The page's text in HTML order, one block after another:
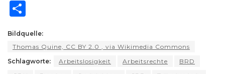
ts
A ra b k
d t
Li
ar
e
Bildquelle:
Thomas Quine, CC BY 2.0
, via Wikimedia Commons
Schlagworte:
Arbeitslosigkeit Arbeitsrechte
BRD